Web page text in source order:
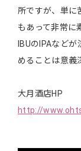
所ですが、単に
もあって非常に
IBUのIPAなど
めることは意義
大月酒店HP
http://